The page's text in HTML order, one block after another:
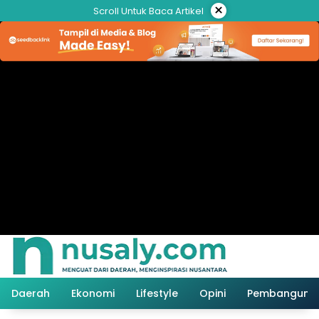
ke
konten
Scroll Untuk Baca Artikel ×
Daerah Ekonomi Lifestyle Opini